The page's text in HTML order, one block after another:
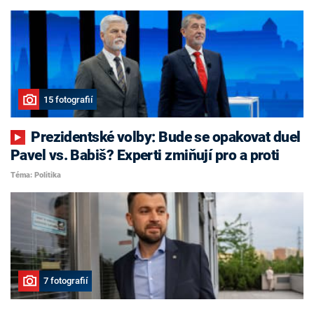
15 fotografií
Pavel vs. Babiš? Experti zmiňují pro a proti
Téma: Politika
7 fotografií